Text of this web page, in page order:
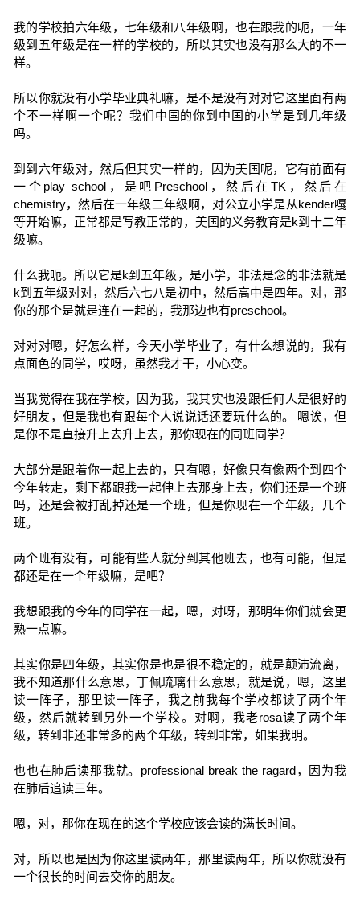
我的学校拍六年级，七年级和八年级啊，也在跟我的呃，一年
级到五年级是在一样的学校的，所以其实也没有那么大的不一
样。
所以你就没有小学毕业典礼嘛，是不是没有对对它这里面有两
个不一样啊一个呢？我们中国的你到中国的小学是到几年级
吗。
到到六年级对，然后但其实一样的，因为美国呢，它有前面有
一个play school，是吧Preschool，然后在TK，然后在
chemistry，然后在一年级二年级啊，对公立小学是从kender嘎
等开始嘛，正常都是写教正常的，美国的义务教育是k到十二年
级嘛。
什么我呃。所以它是k到五年级，是小学，非法是念的非法就是
k到五年级对对，然后六七八是初中，然后高中是四年。对，那
你的那个是就是连在一起的，我那边也有preschool。
对对对嗯，好怎么样，今天小学毕业了，有什么想说的，我有
点面色的同学，哎呀，虽然我才干，小心变。
当我觉得在我在学校，因为我，我其实也没跟任何人是很好的
好朋友，但是我也有跟每个人说说话还要玩什么的。 嗯诶，但
是你不是直接升上去升上去，那你现在的同班同学？
大部分是跟着你一起上去的，只有嗯，好像只有像两个到四个
今年转走，剩下都跟我一起伸上去那身上去，你们还是一个班
吗，还是会被打乱掉还是一个班，但是你现在一个年级，几个
班。
两个班有没有，可能有些人就分到其他班去，也有可能，但是
都还是在一个年级嘛，是吧？
我想跟我的今年的同学在一起，嗯，对呀，那明年你们就会更
熟一点嘛。
其实你是四年级，其实你是也是很不稳定的，就是颠沛流离，
我不知道那什么意思，丁佩琉璃什么意思，就是说，嗯，这里
读一阵子，那里读一阵子，我之前我每个学校都读了两个年
级，然后就转到另外一个学校。对啊，我老rosa读了两个年
级，转到非还非常多的两个年级，转到非常，如果我明。
也也在肺后读那我就。professional break the ragard，因为我
在肺后追读三年。
嗯，对，那你在现在的这个学校应该会读的满长时间。
对，所以也是因为你这里读两年，那里读两年，所以你就没有
一个很长的时间去交你的朋友。